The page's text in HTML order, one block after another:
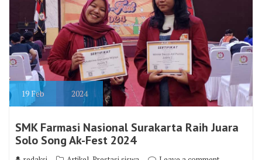
19 Feb 2024
SMK Farmasi Nasional Surakarta Raih Juara
Solo Song Ak-Fest 2024